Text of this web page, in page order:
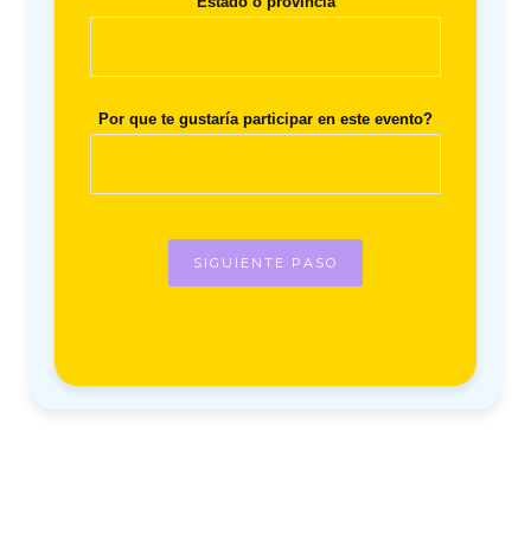
Por que te gustaría participar en este evento?